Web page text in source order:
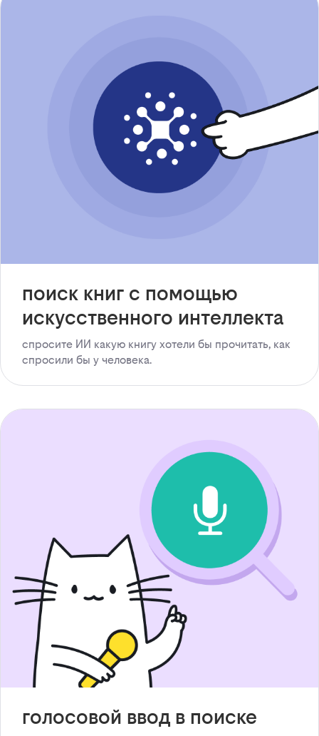
поиск книг с помощью
искусственного интеллекта
спросите ИИ какую книгу хотели бы прочитать, как
спросили бы у человека.
голосовой ввод в поиске